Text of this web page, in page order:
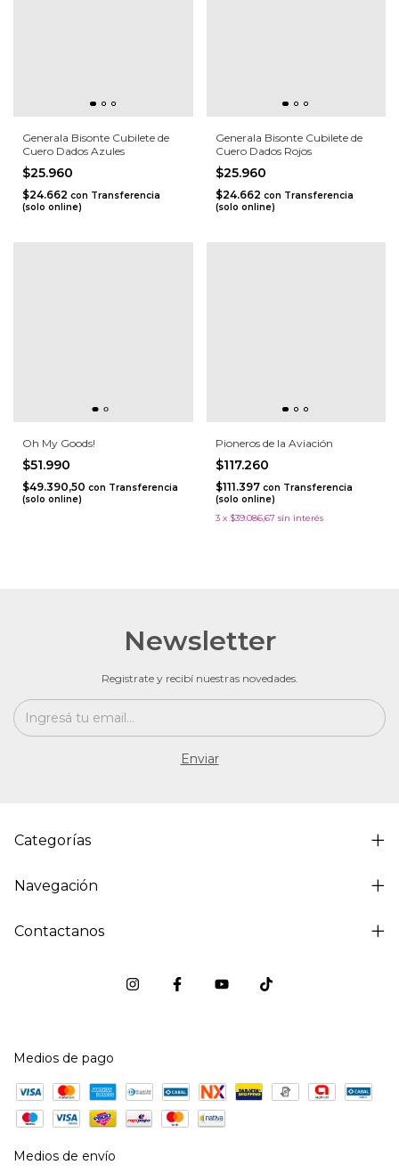
Generala Bisonte Cubilete de
Cuero Dados Azules
$25.960
$24.662 con Transferencia
(solo online)
Generala Bisonte Cubilete de
Cuero Dados Rojos
$25.960
$24.662 con Transferencia
(solo online)
Oh My Goods!
$51.990
$49.390,50 con Transferencia
(solo online)
Pioneros de la Aviación
$117.260
$111.397 con Transferencia
(solo online)
3 x $39.086,67 sin interés
Newsletter
Registrate y recibí nuestras novedades.
Categorías
Navegación
Contactanos
Medios de pago
Medios de envío